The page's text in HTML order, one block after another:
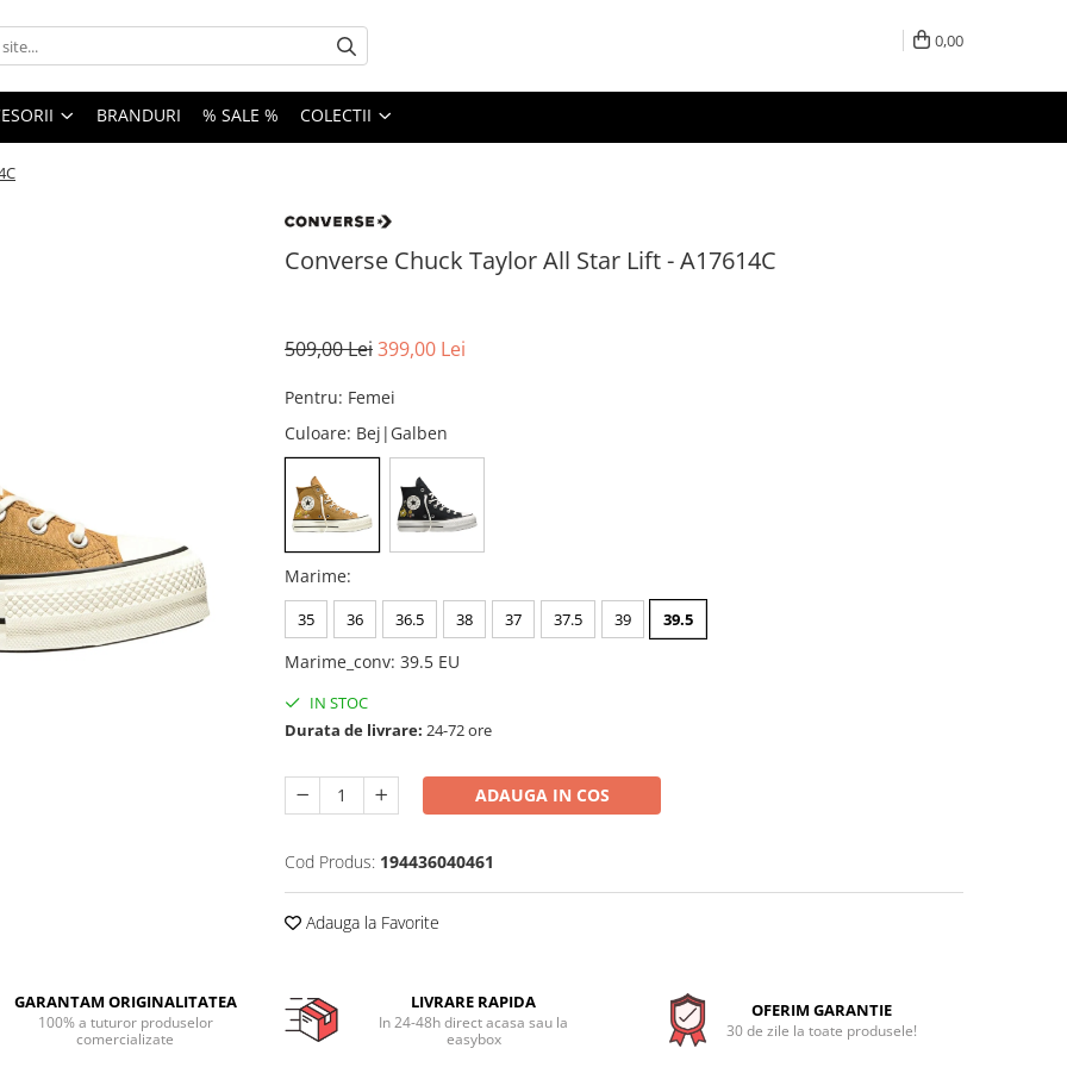
0,00
BRANDURI % SALE % COLECTII
Converse Chuck Taylor All Star Lift - A17614C
509,00 Lei399,00 Lei
Pentru: Femei
Culoare: Bej|Galben
Marime:
35 36 36.5 38 37 37.5 39 39.5
Marime_conv: 39.5 EU
IN STOC
Durata de livrare: 24-72 ore
ADAUGA IN COS
Cod Produs: 194436040461
Adauga la Favorite
GARANTAM ORIGINALITATEA
100% a tuturor produselor
comercializate
LIVRARE RAPIDA
In 24-48h direct acasa sau la
easybox
OFERIM GARANTIE
30 de zile la toate produsele!